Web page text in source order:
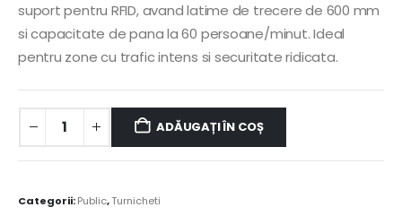
suport pentru RFID, avand latime de trecere de 600 mm
si capacitate de pana la 60 persoane/minut. Ideal
pentru zone cu trafic intens si securitate ridicata.
ADĂUGAȚI ÎN COȘ
Alternative:
Categorii:Public,Turnicheti